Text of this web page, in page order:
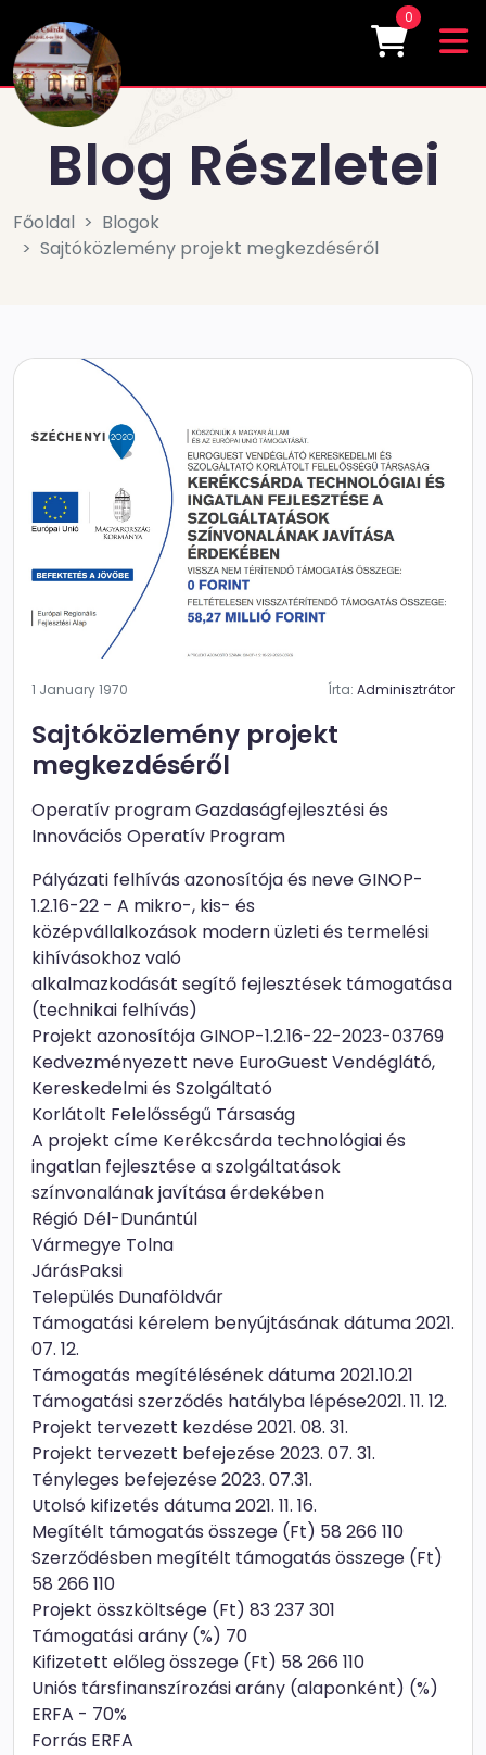
0
Blog Részletei
Főoldal
Blogok
Sajtóközlemény projekt megkezdéséről
1 January 1970 Írta: Adminisztrátor
Sajtóközlemény projekt
megkezdéséről
Operatív program Gazdaságfejlesztési és
Innovációs Operatív Program
Pályázati felhívás azonosítója és neve GINOP-
1.2.16-22 - A mikro-, kis- és
középvállalkozások modern üzleti és termelési
kihívásokhoz való
alkalmazkodását segítő fejlesztések támogatása
(technikai felhívás)
Projekt azonosítója GINOP-1.2.16-22-2023-03769
Kedvezményezett neve EuroGuest Vendéglátó,
Kereskedelmi és Szolgáltató
Korlátolt Felelősségű Társaság
A projekt címe Kerékcsárda technológiai és
ingatlan fejlesztése a szolgáltatások
színvonalának javítása érdekében
Régió Dél-Dunántúl
Vármegye Tolna
JárásPaksi
Település Dunaföldvár
Támogatási kérelem benyújtásának dátuma 2021.
07. 12.
Támogatás megítélésének dátuma 2021.10.21
Támogatási szerződés hatályba lépése2021. 11. 12.
Projekt tervezett kezdése 2021. 08. 31.
Projekt tervezett befejezése 2023. 07. 31.
Tényleges befejezése 2023. 07.31.
Utolsó kifizetés dátuma 2021. 11. 16.
Megítélt támogatás összege (Ft) 58 266 110
Szerződésben megítélt támogatás összege (Ft)
58 266 110
Projekt összköltsége (Ft) 83 237 301
Támogatási arány (%) 70
Kifizetett előleg összege (Ft) 58 266 110
Uniós társfinanszírozási arány (alaponként) (%)
ERFA - 70%
Forrás ERFA